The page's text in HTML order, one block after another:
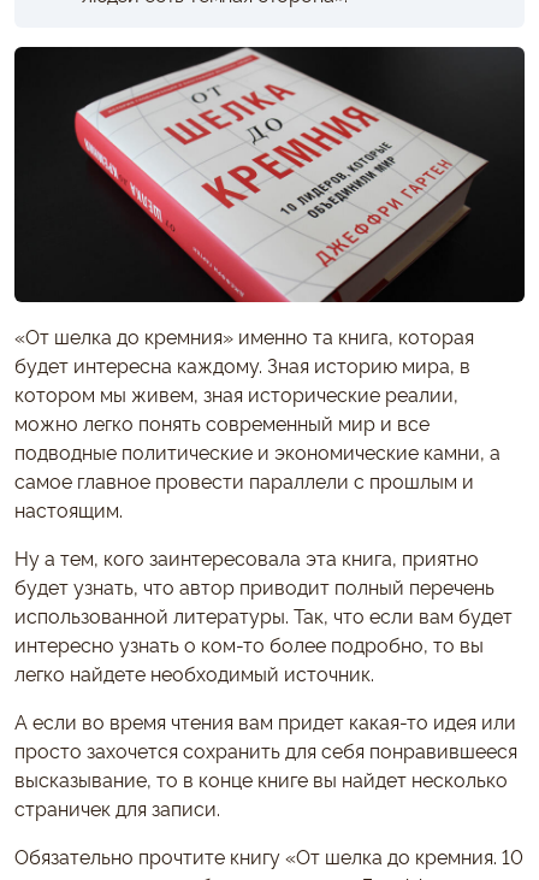
«От шелка до кремния» именно та книга, которая
будет интересна каждому. Зная историю мира, в
котором мы живем, зная исторические реалии,
можно легко понять современный мир и все
подводные политические и экономические камни, а
самое главное провести параллели с прошлым и
настоящим.
Ну а тем, кого заинтересовала эта книга, приятно
будет узнать, что автор приводит полный перечень
использованной литературы. Так, что если вам будет
интересно узнать о ком-то более подробно, то вы
легко найдете необходимый источник.
А если во время чтения вам придет какая-то идея или
просто захочется сохранить для себя понравившееся
высказывание, то в конце книге вы найдет несколько
страничек для записи.
Обязательно прочтите книгу «От шелка до кремния. 10